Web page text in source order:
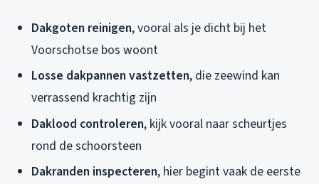
Dakgoten reinigen, vooral als je dicht bij het
Voorschotse bos woont
Losse dakpannen vastzetten, die zeewind kan
verrassend krachtig zijn
Daklood controleren, kijk vooral naar scheurtjes
rond de schoorsteen
Dakranden inspecteren, hier begint vaak de eerste